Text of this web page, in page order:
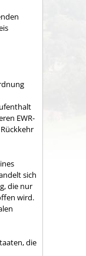
EWR-
sich
die nur
wird.
die